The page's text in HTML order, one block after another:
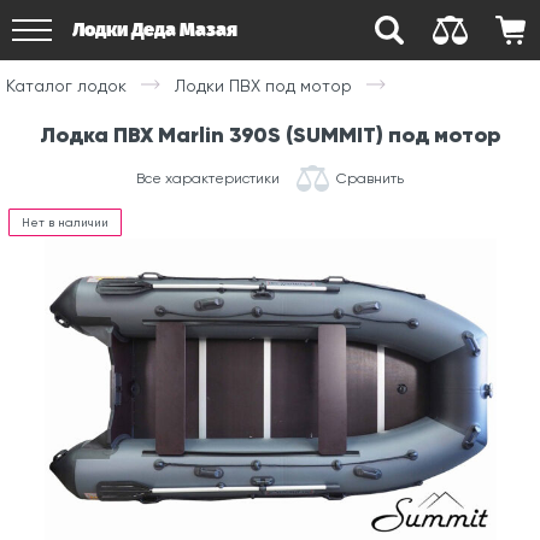
Лодки Деда Мазая
Каталог лодок Лодки ПВХ под мотор
Лодка ПВХ Marlin 390S (SUMMIT) под мотор
Все характеристики Сравнить
Нет в наличии